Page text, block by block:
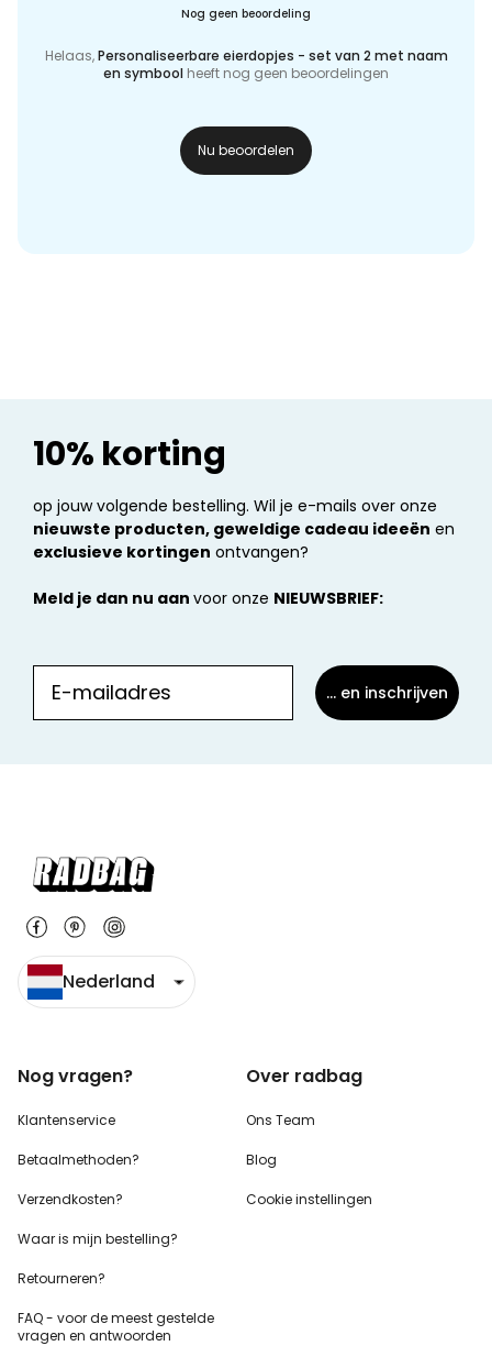
Nog geen beoordeling
Helaas,Personaliseerbare eierdopjes - set van 2 met naam
en symbool heeft nog geen beoordelingen
Nu beoordelen
10% korting
op jouw volgende bestelling. Wil je e-mails over onze
nieuwste producten, geweldige cadeau ideeën en
exclusieve kortingen ontvangen?
Meld je dan nu aan voor onze NIEUWSBRIEF:
... en inschrijven
Nederland
Nog vragen?
Klantenservice
Betaalmethoden?
Verzendkosten?
Waar is mijn bestelling?
Retourneren?
FAQ - voor demeest gestelde
vragen en antwoorden
Over radbag
Ons Team
Blog
Cookie instellingen